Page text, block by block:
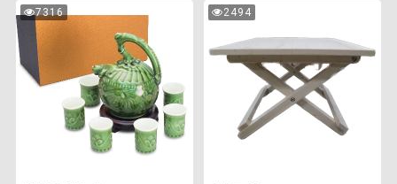
7316
次
提
樑
倒
流
2494
次
摺
桌